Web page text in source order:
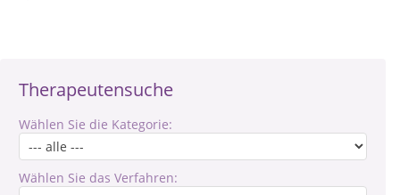
Therapeutensuche
Wählen Sie die Kategorie:
Wählen Sie das Verfahren: